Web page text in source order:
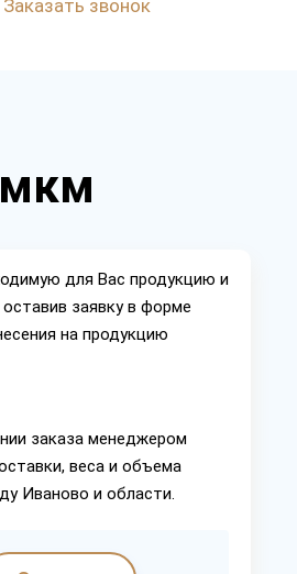
Заказать звонок
мкм
для Вас продукцию и
заявку в форме
на продукцию
заказа менеджером
веса и объема
Иваново и области.